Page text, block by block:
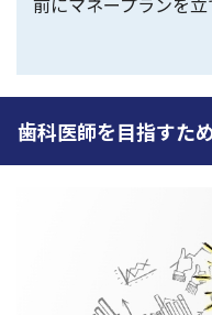
歯科医師を目指すた